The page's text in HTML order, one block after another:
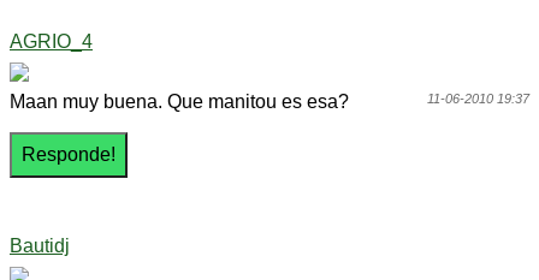
AGRIO_4
11-06-2010 19:37
Maan muy buena. Que manitou es esa?
Bautidj